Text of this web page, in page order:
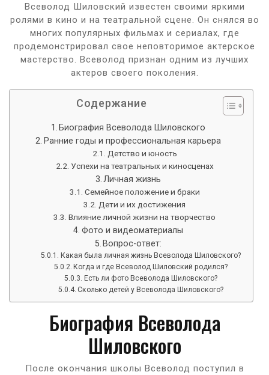
Всеволод Шиловский известен своими яркими
ролями в кино и на театральной сцене. Он снялся во
многих популярных фильмах и сериалах, где
продемонстрировал свое неповторимое актерское
мастерство. Всеволод признан одним из лучших
актеров своего поколения.
Содержание
Биография Всеволода Шиловского
Ранние годы и профессиональная карьера
Детство и юность
Успехи на театральных и киносценах
Личная жизнь
Семейное положение и браки
Дети и их достижения
Влияние личной жизни на творчество
Фото и видеоматериалы
Вопрос-ответ:
Какая была личная жизнь Всеволода Шиловского?
Когда и где Всеволод Шиловский родился?
Есть ли фото Всеволода Шиловского?
Сколько детей у Всеволода Шиловского?
Биография Всеволода
Шиловского
После окончания школы Всеволод поступил в